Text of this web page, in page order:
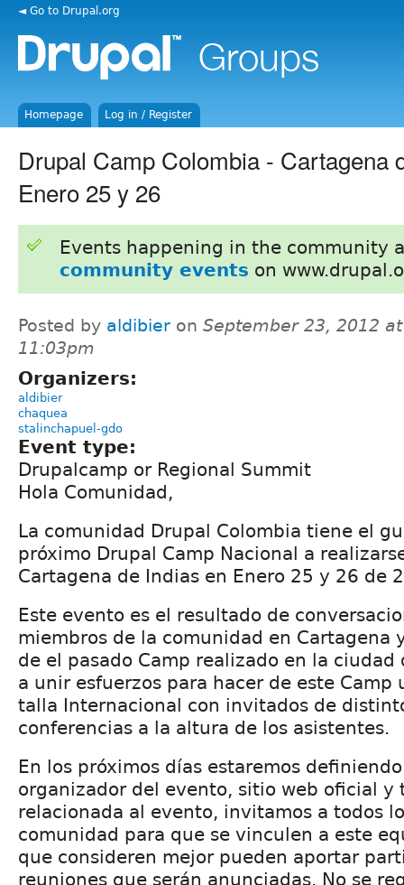
◄ Go to Drupal.org
Homepage Log in / Register
Drupal Camp Colombia - Cartagena
Enero 25 y 26
Events happening in the community
community events on
Posted by aldibier on September 23, 2012 at
11:03pm
Organizers:
aldibier
chaquea
stalinchapuel-gdo
Event type:
Drupalcamp or Regional Summit
Hola Comunidad,
La comunidad Drupal Colombia tiene el
próximo Drupal Camp Nacional a
Cartagena de Indias en Enero 25 y 26 de
Este evento es el resultado de
miembros de la comunidad en Cartagena
de el pasado Camp realizado en la ciudad
a unir esfuerzos para hacer de este Camp
talla Internacional con invitados de
conferencias a la altura de los asistentes.
En los próximos días estaremos
organizador del evento, sitio web oficial y
relacionada al evento, invitamos a todos
comunidad para que se vinculen a este
que consideren mejor pueden aportar
reuniones que serán anunciadas. No se